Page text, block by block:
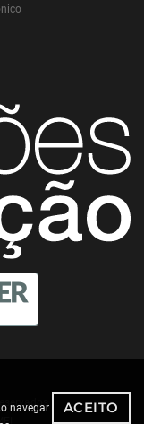
navegar
ACEITO